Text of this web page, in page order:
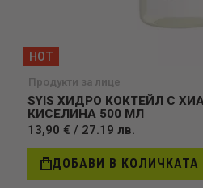
HOT
Продукти за лице
SYIS ХИДРО КОКТЕЙЛ С
КИСЕЛИНА 500 МЛ
13,90 € / 27.19 лв.
ДОБАВИ В КОЛИЧКАТА